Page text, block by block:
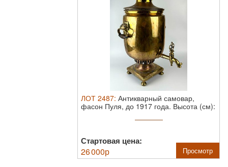
ЛОТ 2487: Антикварный самовар,
фасон Пуля, до 1917 года. Высота (см):
Стартовая цена:
26 000р Просмотр